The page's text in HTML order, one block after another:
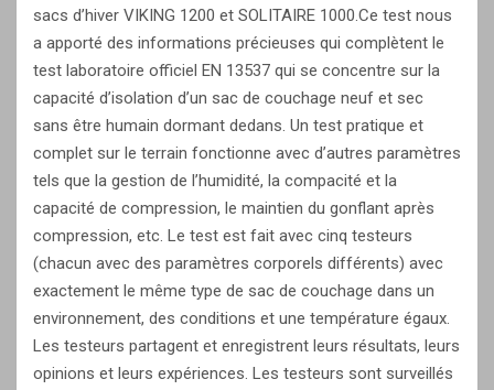
sacs d’hiver VIKING 1200 et SOLITAIRE 1000.Ce test nous
a apporté des informations précieuses qui complètent le
test laboratoire officiel EN 13537 qui se concentre sur la
capacité d’isolation d’un sac de couchage neuf et sec
sans être humain dormant dedans. Un test pratique et
complet sur le terrain fonctionne avec d’autres paramètres
tels que la gestion de l’humidité, la compacité et la
capacité de compression, le maintien du gonflant après
compression, etc. Le test est fait avec cinq testeurs
(chacun avec des paramètres corporels différents) avec
exactement le même type de sac de couchage dans un
environnement, des conditions et une température égaux.
Les testeurs partagent et enregistrent leurs résultats, leurs
opinions et leurs expériences. Les testeurs sont surveillés